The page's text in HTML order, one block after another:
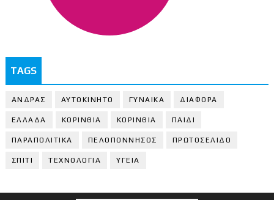
TAGS
ΑΝΔΡΑΣ ΑΥΤΟΚΙΝΗΤΟ ΓΥΝΑΙΚΑ ΔΙΑΦΟΡΑ
ΕΛΛΑΔΑ ΚΟΡΙΝΘΙΑ ΚΟΡΙΝΘΙA ΠΑΙΔΙ
ΠΑΡΑΠΟΛΙΤΙΚΑ ΠΕΛΟΠΟΝΝΗΣΟΣ ΠΡΩΤΟΣΕΛΙΔΟ
ΣΠΙΤΙ ΤΕΧΝΟΛΟΓΙΑ ΥΓΕΙΑ